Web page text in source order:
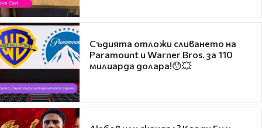
Съдията отложи сливането на
Paramount и Warner Bros. за 110
милиарда долара!😯💥